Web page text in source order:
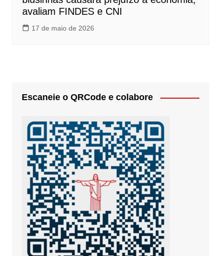
avaliam FINDES e CNI
17 de maio de 2026
Escaneie o QRCode e colabore